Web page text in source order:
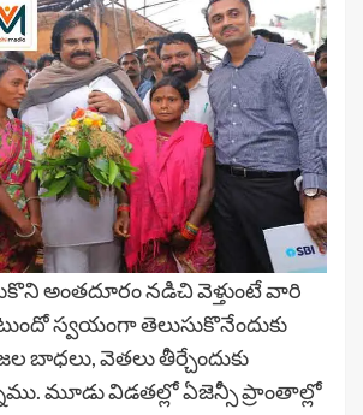
అంతదూరం నడిచి వెళ్తుంటే వారి
స్వయంగా తెలుసుకొనేందుకు
బాధలు, వెతలు తీర్చేందుకు
మూడు విడతల్లో ఏజెన్సీ ప్రాంతాల్లో